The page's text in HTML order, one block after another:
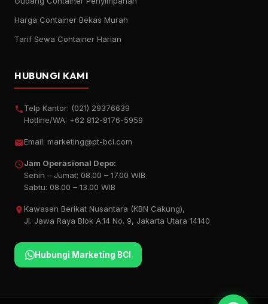
Harga Container Bekas Murah
Tarif Sewa Container Harian
HUBUNGI KAMI
Telp Kantor: (021) 29376639
Hotline/WA: +62 812-8176-5959
Email: marketing@pt-bci.com
Jam Operasional Depo:
Senin – Jumat: 08.00 – 17.00 WIB
Sabtu: 08.00 – 13.00 WIB
Kawasan Berikat Nusantara (KBN Cakung),
Jl. Jawa Raya Blok A.14 No. 9, Jakarta Utara 14140
Hubungi Marketing BCI